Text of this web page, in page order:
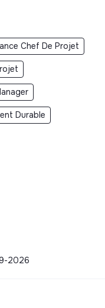
Chef De Projet
Durable
2026